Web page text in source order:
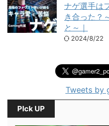
ナゲ選手は
き合った？
と～｜
2024/8/22
Tweets by
PIck UP